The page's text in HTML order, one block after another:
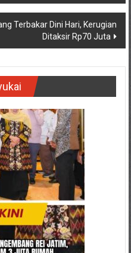
Terbakar Dini Hari, Kerugian
Ditaksir Rp70 Juta